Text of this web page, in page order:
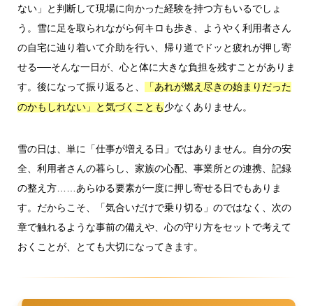
ない」と判断して現場に向かった経験を持つ方もいるでしょ
う。雪に足を取られながら何キロも歩き、ようやく利用者さん
の自宅に辿り着いて介助を行い、帰り道でドッと疲れが押し寄
せる──そんな一日が、心と体に大きな負担を残すことがありま
す。後になって振り返ると、
「あれが燃え尽きの始まりだった
のかもしれない」と気づくことも 少なくありません。
雪の日は、単に「仕事が増える日」ではありません。自分の安
全、利用者さんの暮らし、家族の心配、事業所との連携、記録
の整え方……あらゆる要素が一度に押し寄せる日でもありま
す。だからこそ、「気合いだけで乗り切る」のではなく、次の
章で触れるような事前の備えや、心の守り方をセットで考えて
おくことが、とても大切になってきます。